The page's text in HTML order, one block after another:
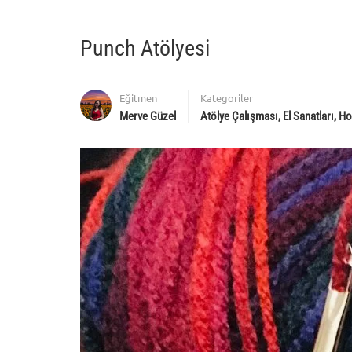
Punch Atölyesi
Eğitmen
Merve Güzel
Kategoriler
Atölye Çalışması, El Sanatları,